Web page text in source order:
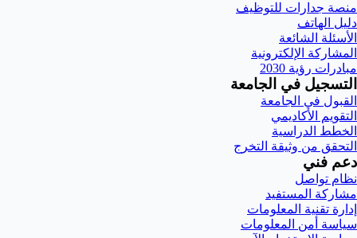
منصة جدارات للتوظيف
دليل الهاتف
الأسئلة الشائعة
المشاركة الإلكترونية
مبادرات رؤية 2030
التسجيل في الجامعة
القبول في الجامعة
التقويم الأكاديمي
الخطط الدراسية
التحقق من وثيقة التخرج
دعم فني
نظام تواصل
مشاركة المستفيد
إدارة تقنية المعلومات
سياسة أمن المعلومات